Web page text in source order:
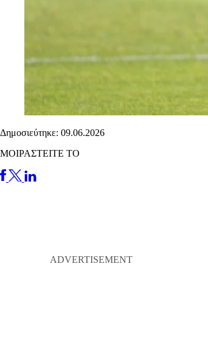
Δημοσιεύτηκε: 09.06.2026
ΜΟΙΡΑΣΤΕΙΤΕ ΤΟ